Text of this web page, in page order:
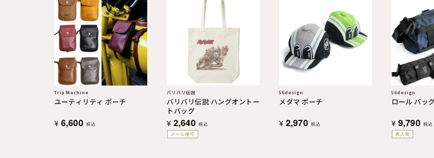
Trip Machine
ユーティリティ ポーチ
¥ 6,600 税込
メール便可
バリバリ伝説
バリバリ伝説 ハングオントー
トバッグ
¥ 2,640 税込
56design
メダマ ポーチ
¥ 2,970 税込
再入荷
56design
ロール バッ
¥ 9,790 税込